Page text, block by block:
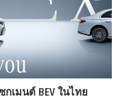
กเมนต์ BEV ในไทย